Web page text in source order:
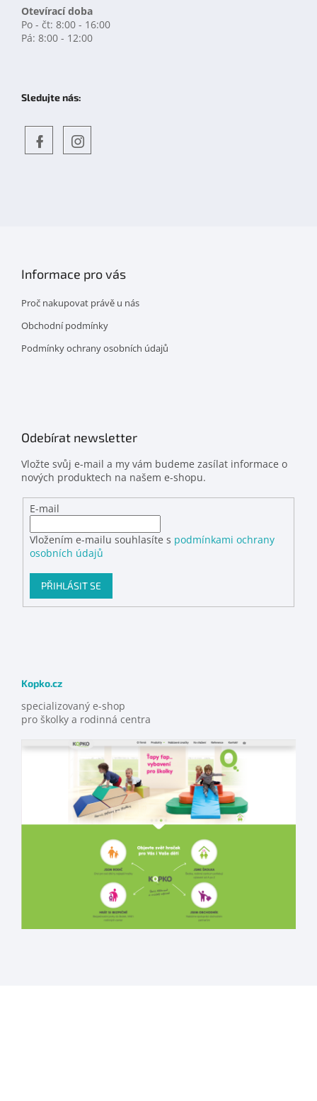
Otevírací doba
Po - čt: 8:00 - 16:00
Pá: 8:00 - 12:00
Sledujte nás:
Informace pro vás
Proč nakupovat právě u nás
Obchodní podmínky
Podmínky ochrany osobních údajů
Odebírat newsletter
Vložte svůj e-mail a my vám budeme zasílat informace o
nových produktech na našem e-shopu.
E-mail
Vložením e-mailu souhlasíte s podmínkami ochrany
osobních údajů
PŘIHLÁSIT SE
Kopko.cz
specializovaný e-shop
pro školky a rodinná centra